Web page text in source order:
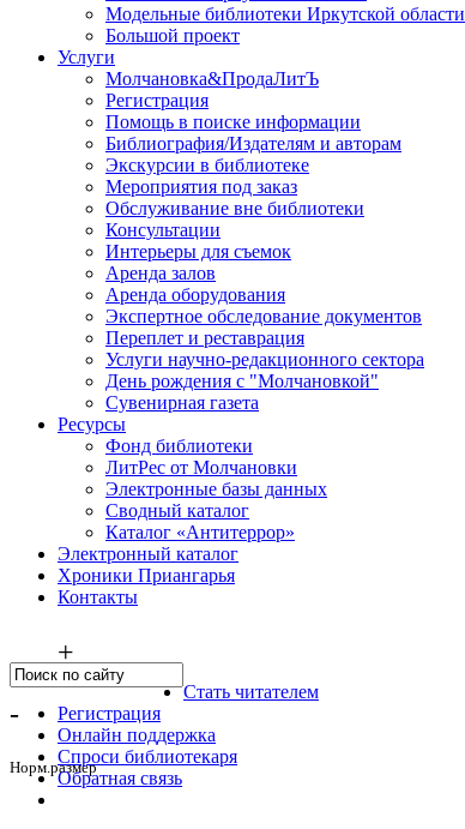
Модельные библиотеки Иркутской области
Большой проект
Услуги
Молчановка&ПродаЛитЪ
Регистрация
Помощь в поиске информации
Библиография/Издателям и авторам
Экскурсии в библиотеке
Мероприятия под заказ
Обслуживание вне библиотеки
Консультации
Интерьеры для съемок
Аренда залов
Аренда оборудования
Экспертное обследование документов
Переплет и реставрация
Услуги научно-редакционного сектора
День рождения с "Молчановкой"
Сувенирная газета
Ресурсы
Фонд библиотеки
ЛитРес от Молчановки
Электронные базы данных
Сводный каталог
Каталог «Антитеррор»
Электронный каталог
Хроники Приангарья
Контакты
+
-
Норм.размер
Стать читателем
Регистрация
Онлайн поддержка
Спроси библиотекаря
Обратная связь